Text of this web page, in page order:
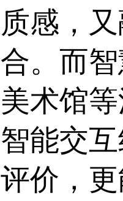
质感，
合。而
美术馆
智能交
评价，